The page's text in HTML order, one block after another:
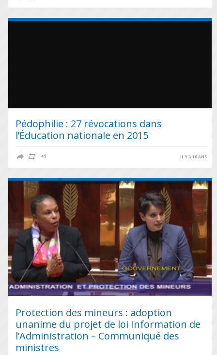
Pédophilie : 27 révocations dans
l’Éducation nationale en 2015
IL Y A 10 ANS
Protection des mineurs : adoption
unanime du projet de loi Information de
l’Administration – Communiqué des
ministres